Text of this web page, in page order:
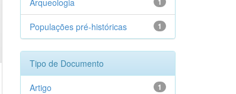
Arqueologia
1
Populações pré-históricas
Tipo de Documento
1
Artigo